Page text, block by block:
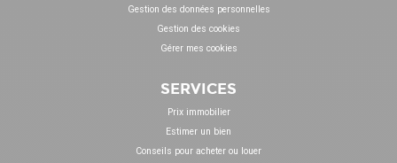
Gestion des données personnelles
Gestion des cookies
Gérer mes cookies
SERVICES
Prix immobilier
Estimer un bien
Conseils pour acheter ou louer